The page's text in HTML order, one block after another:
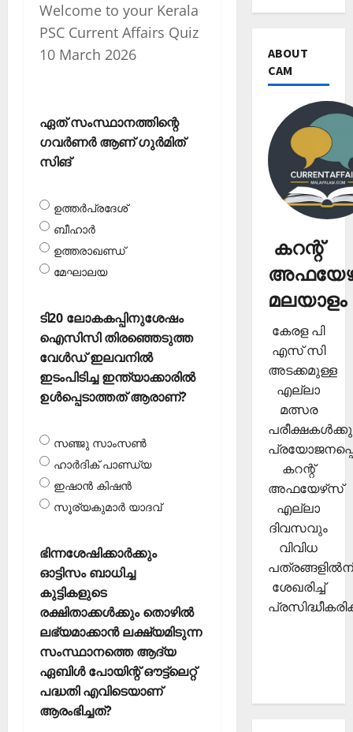
Welcome to your Kerala
PSC Current Affairs Quiz
10 March 2026
ഏത് സംസ്ഥാനത്തിന്റെ
ഗവര്‍ണര്‍ ആണ് ഗുര്‍മിത്
സിങ്
ഉത്തര്‍പ്രദേശ്
ബീഹാര്‍
ഉത്തരാഖണ്ഡ്
മേഘാലയ
ടി20 ലോകകപ്പിനുശേഷം
ഐസിസി തിരഞ്ഞെടുത്ത
വേള്‍ഡ് ഇലവനില്‍
ഇടംപിടിച്ച ഇന്ത്യാക്കാരില്‍
ഉള്‍പ്പെടാത്തത് ആരാണ്?
സഞ്ജു സാംസണ്‍
ഹാര്‍ദിക് പാണ്ഡ്യ
ഇഷാന്‍ കിഷന്‍
സൂര്യകുമാര്‍ യാദവ്‌
ഭിന്നശേഷിക്കാര്‍ക്കും
ഓട്ടിസം ബാധിച്ച
കുട്ടികളുടെ
രക്ഷിതാക്കള്‍ക്കും തൊഴില്‍
ലഭ്യമാക്കാന്‍ ലക്ഷ്യമിടുന്ന
സംസ്ഥാനത്തെ ആദ്യ
ഏബിള്‍ പോയിന്റ് ഔട്ട്‌ലെറ്റ്
പദ്ധതി എവിടെയാണ്
ആരംഭിച്ചത്?
ABOUT
CAM
കറന്റ്
മലയാളം
കേരള പി
എസ് സി
അടക്കമുള്ള
എല്ലാ
മത്സര
കറന്റ്
അഫയേഴ്‌സ്
എല്ലാ
ദിവസവും
വിവിധ
ശേഖരിച്ച്